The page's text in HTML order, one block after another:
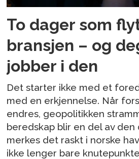
To dager som
bransjen – og
jobber i den
Det starter ikke med et
med en erkjennelse. Når
endres, geopolitikken
beredskap blir en del av
merkes det raskt i norske
ikke lenger bare